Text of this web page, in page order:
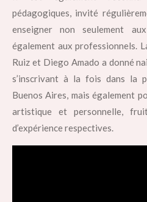
pédagogiques, invité
enseigner non seulement
également aux professionnels.
Ruiz et Diego Amado a donné
s’inscrivant à la fois dans la
Buenos Aires, mais également
artistique et personnelle,
d’expérience respectives.